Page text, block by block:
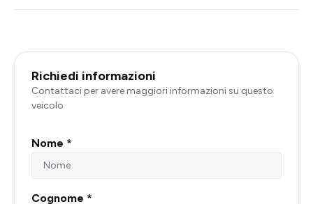
Richiedi informazioni
Contattaci per avere maggiori informazioni su questo
veicolo
Nome *
Cognome *